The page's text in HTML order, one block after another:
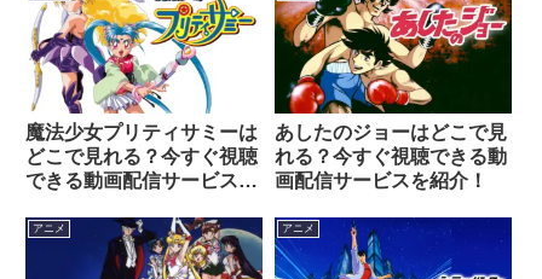
魔法少女プリティサミーは
どこで見れる？今すぐ視聴
できる動画配信サービスを
あしたのジョーはどこで見
れる？今すぐ視聴できる動
画配信サービスを紹介！
アニメ アニメ